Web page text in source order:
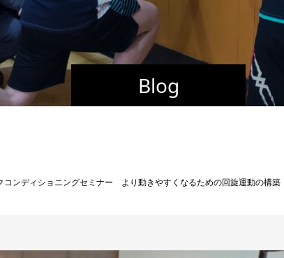
Blog
ンディショニングセミナー より動きやすくなるための回旋運動の構築